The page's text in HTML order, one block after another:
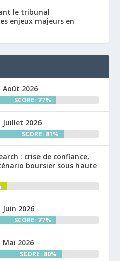
le tribunal
enjeux majeurs en
Août 2026
SCORE: 77%
2026
SCORE: 81%
: crise de confiance,
boursier sous haute
2026
SCORE: 77%
2026
SCORE: 80%